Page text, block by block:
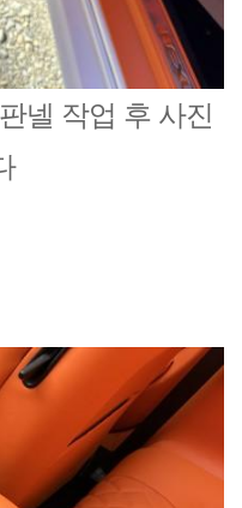
넬 작업 후 사진